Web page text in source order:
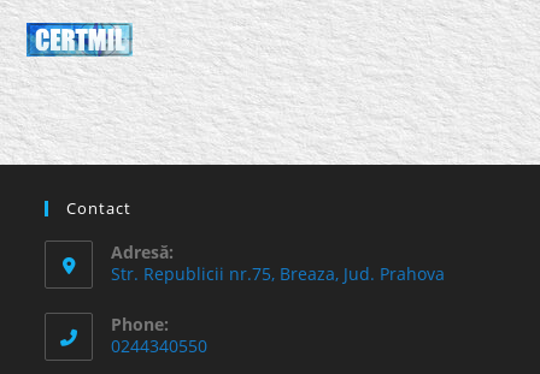
Contact
Adresă:
Str. Republicii nr.75, Breaza, Jud. Prahova
Phone:
0244340550